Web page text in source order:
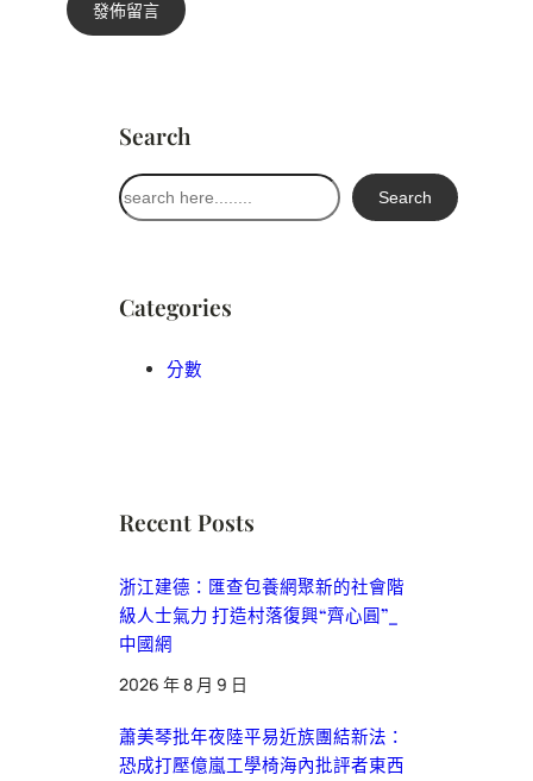
Search
搜
尋
Search
Categories
分數
Recent Posts
浙江建德：匯查包養網聚新的社會階
級人士氣力 打造村落復興“齊心圓”_
中國網
2026 年 8 月 9 日
蕭美琴批年夜陸平易近族團結新法：
恐成打壓億嵐工學椅海內批評者東西